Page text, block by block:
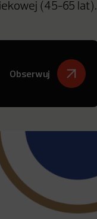
(45-65 lat).
Obserwuj